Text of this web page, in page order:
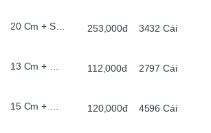
20 Cm + Sơn Đen, Đèn Le 253,000đ 3432 Cái
13 Cm + Đế Gỗ, Bằng, , Đèn Le 112,000đ 2797 Cái
15 Cm + Đế Gỗ, Bằng, , Đèn Le 120,000đ 4596 Cái